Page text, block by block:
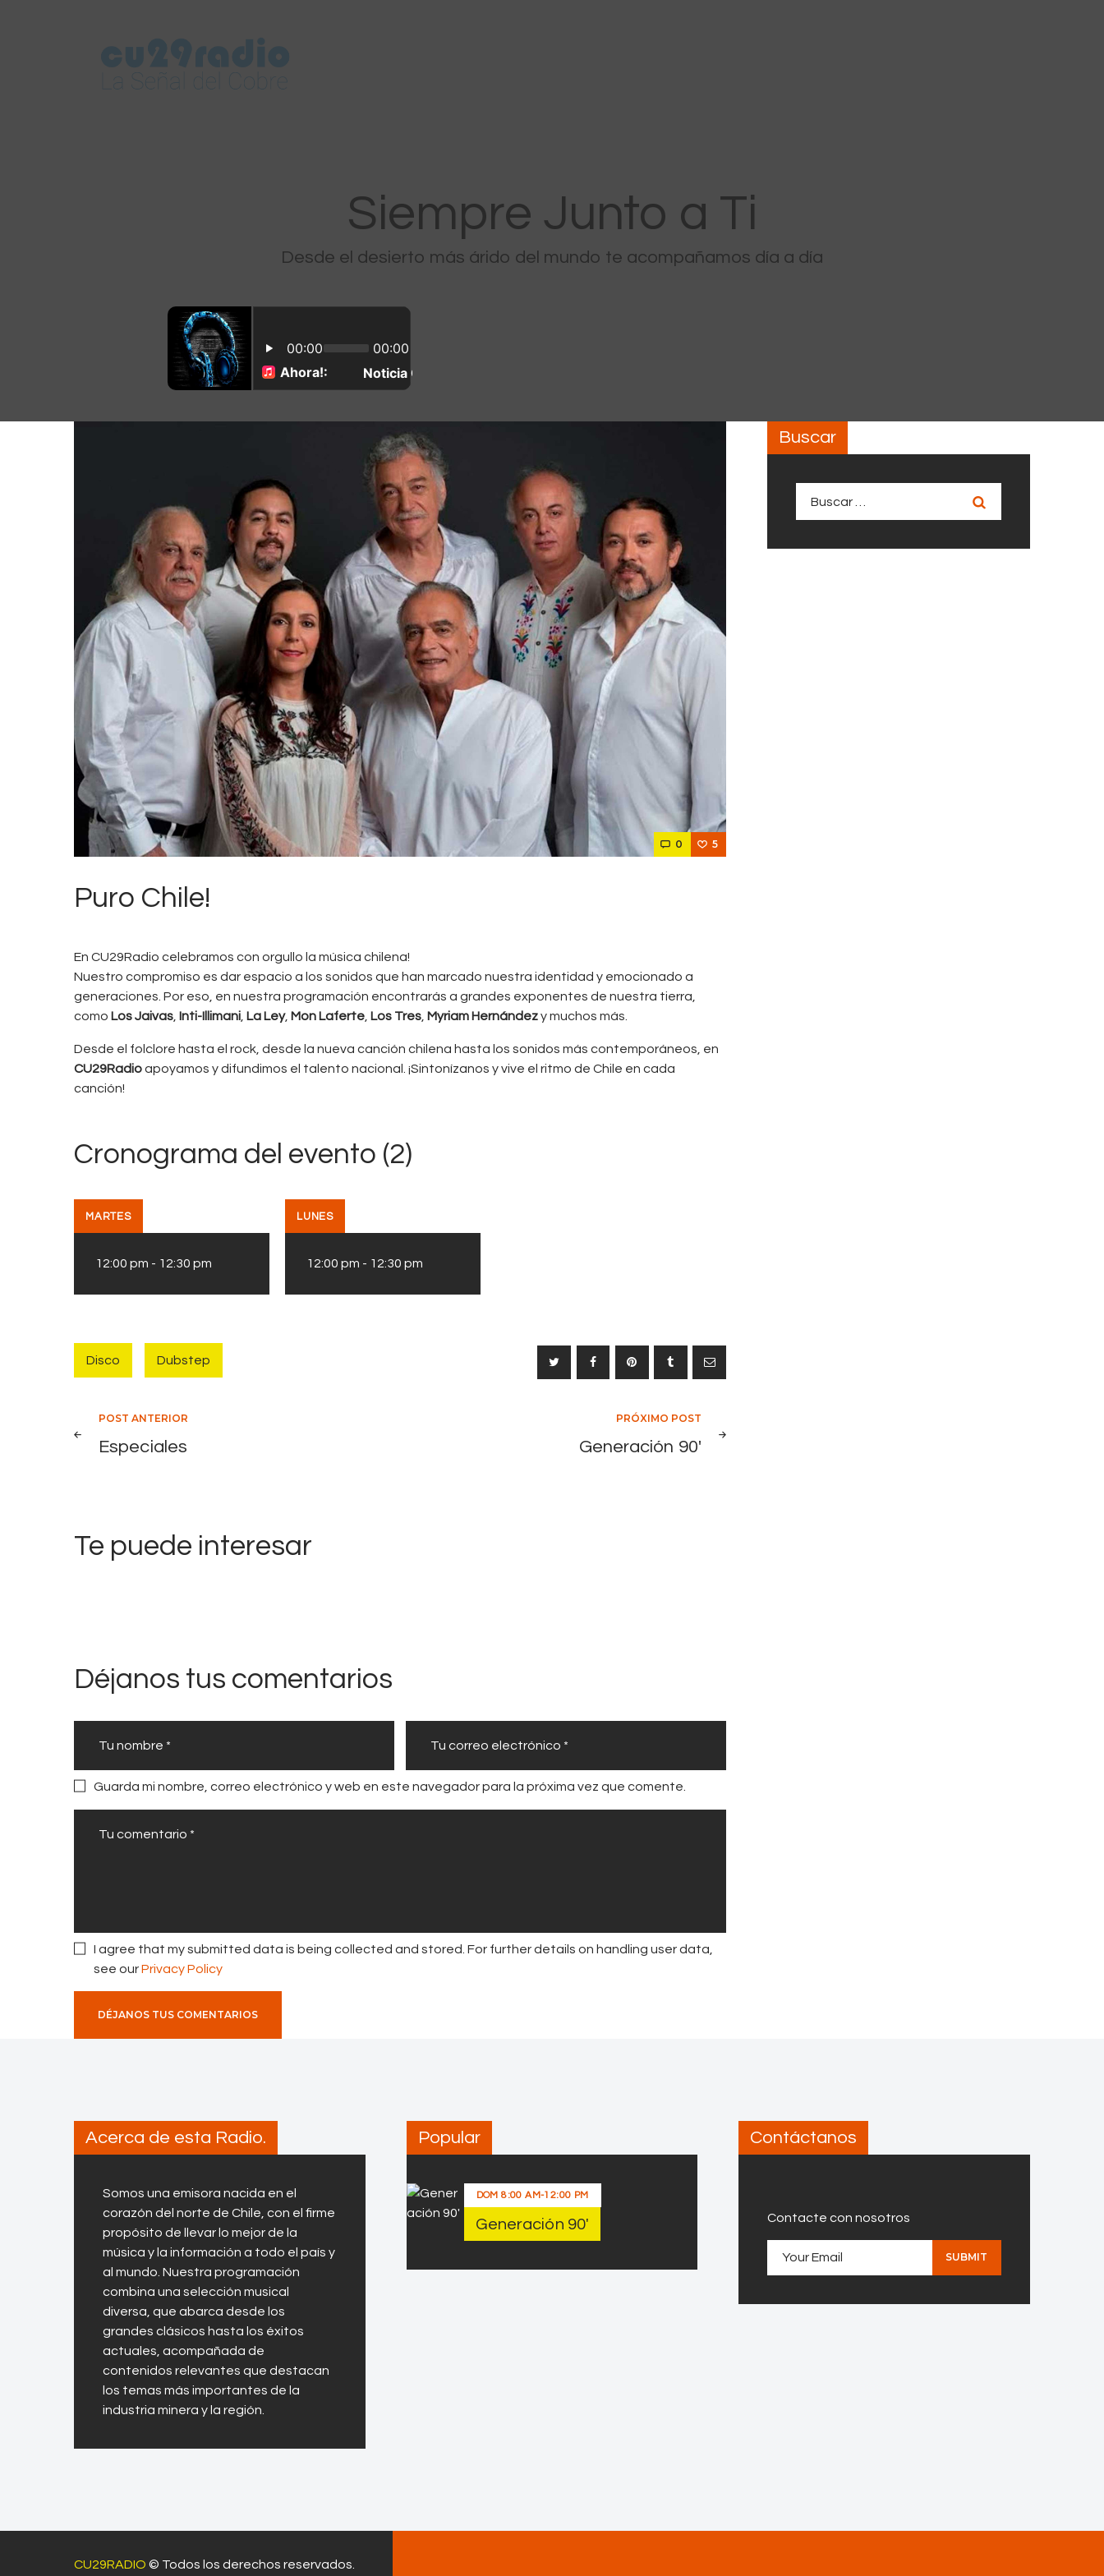
Siempre Junto a Ti
Desde el desierto más árido del mundo te acompañamos día a día
Gabriela Mistral
0 5
Puro Chile!
En CU29Radio celebramos con orgullo la música chilena!
Nuestro compromiso es dar espacio a los sonidos que han marcado nuestra identidad y emocionado a
generaciones. Por eso, en nuestra programación encontrarás a grandes exponentes de nuestra tierra,
como Los Jaivas, Inti-Illimani, La Ley, Mon Laferte, Los Tres, Myriam Hernándezy muchos más.
Desde el folclore hasta el rock, desde la nueva canción chilena hasta los sonidos más contemporáneos, en
CU29Radioapoyamos y difundimos el talento nacional. ¡Sintonízanos y vive el ritmo de Chile en cada
canción!
Cronograma del evento (2)
MARTES
12:00 pm - 12:30 pm
LUNES
12:00 pm - 12:30 pm
Disco Dubstep
Navegación
de
POST ANTERIOR
Especiales
PRÓXIMO POST
Generación 90′
Te puede interesar
2
r
9
Déjanos tus comentarios
Guarda mi nombre, correo electrónico y web en este navegador para la próxima vez que comente.
I agree that my submitted data is being collected and stored. For further details on handling user data,
see ourPrivacy Policy
Buscar
Acerca de esta Radio.
Somos una emisora nacida en el
corazón del norte de Chile, con el firme
propósito de llevar lo mejor de la
música y la información a todo el país y
al mundo. Nuestra programación
combina una selección musical
diversa, que abarca desde los
grandes clásicos hasta los éxitos
actuales, acompañada de
contenidos relevantes que destacan
los temas más importantes de la
industria minera y la región.
Popular
DOM8:00 AM-12:00 PM
Generación 90′
Contáctanos
Contacte con nosotros
CU29RADIO © Todos los derechos reservados.